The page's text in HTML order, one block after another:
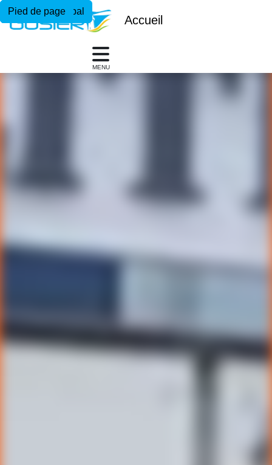
Menu principal
Contenu principal
Pied de page
Accueil
MENU